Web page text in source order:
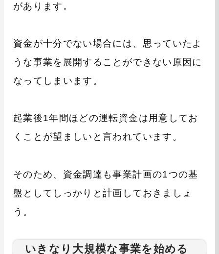
があります。
資金が十分でない場合には、思っていたよ
うな事業を展開することができない原因に
なってしまいます。
起業後1年間ほどの運転資金は用意してお
くことが望ましいと言われています。
そのため、資金調達も事業計画の1つの基
盤としてしっかりと計画しておきましょ
う。
いきなり大規模な事業を始める